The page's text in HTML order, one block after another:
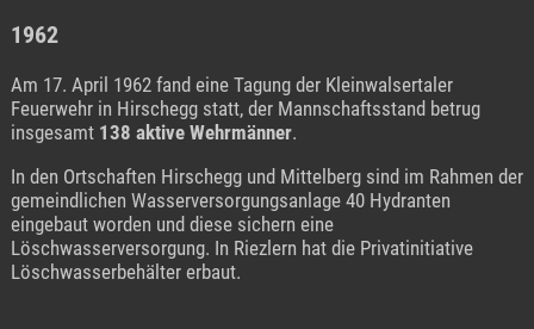
1962
Am 17. April 1962 fand eine Tagung der Kleinwalsertaler
Feuerwehr in Hirschegg statt, der Mannschaftsstand betrug
insgesamt 138 aktive Wehrmänner.
In den Ortschaften Hirschegg und Mittelberg sind im Rahmen der
gemeindlichen Wasserversorgungsanlage 40 Hydranten
eingebaut worden und diese sichern eine
Löschwasserversorgung. In Riezlern hat die Privatinitiative
Löschwasserbehälter erbaut.